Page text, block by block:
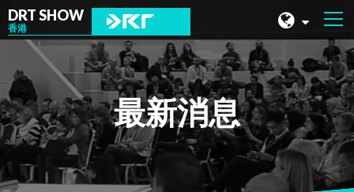
DRT SHOW
香港
马来西亚
上海
台湾
印尼
北京
最新消息